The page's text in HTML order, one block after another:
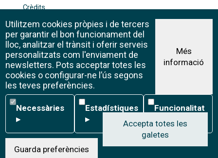
Crèdits
Política de galetes
Avís legal
©CRAI Universitat de Barcelona
Creative Commons 4.0
Utilitzem cookies pròpies i de tercers
per garantir el bon funcionament del
lloc, analitzar el trànsit i oferir serveis
personalitzats com l'enviament de
newsletters. Pots acceptar totes les
cookies o configurar-ne l’ús segons
les teves preferències.
Més
informació
Necessàries
Necessàries
▸
Estadístiques
Estadístiques
▸
Funcionalitat
Funcionalitat
▸
Guarda preferències
Accepta totes les
galetes